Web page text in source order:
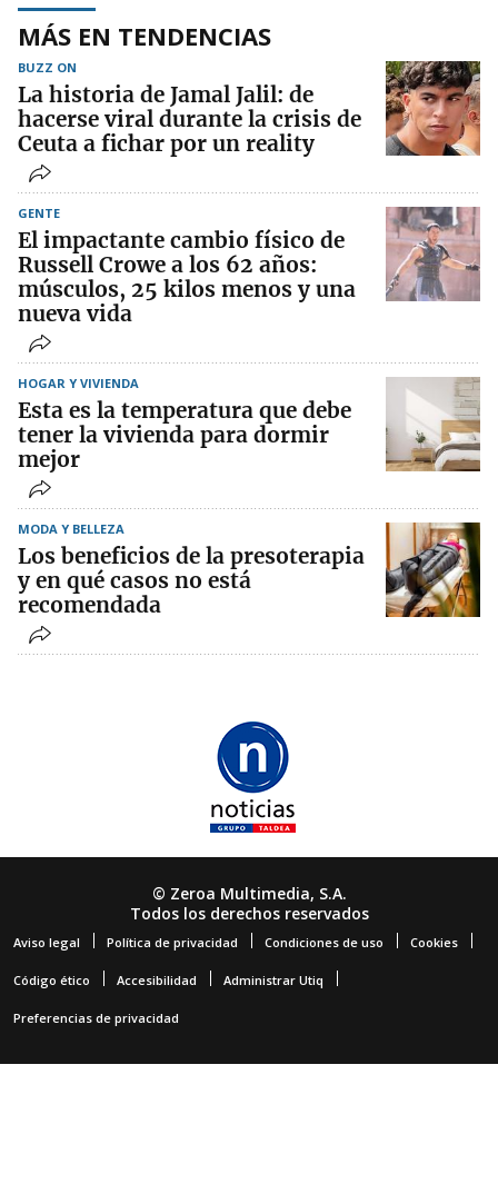
MÁS EN TENDENCIAS
BUZZ ON
La historia de Jamal Jalil: de
hacerse viral durante la crisis de
Ceuta a fichar por un reality
GENTE
El impactante cambio físico de
Russell Crowe a los 62 años:
músculos, 25 kilos menos y una
nueva vida
HOGAR Y VIVIENDA
Esta es la temperatura que debe
tener la vivienda para dormir
mejor
MODA Y BELLEZA
Los beneficios de la presoterapia
y en qué casos no está
recomendada
© Zeroa Multimedia, S.A.
Todos los derechos reservados
Aviso legal Política de privacidad Condiciones de uso Cookies
Código ético Accesibilidad Administrar Utiq
Preferencias de privacidad